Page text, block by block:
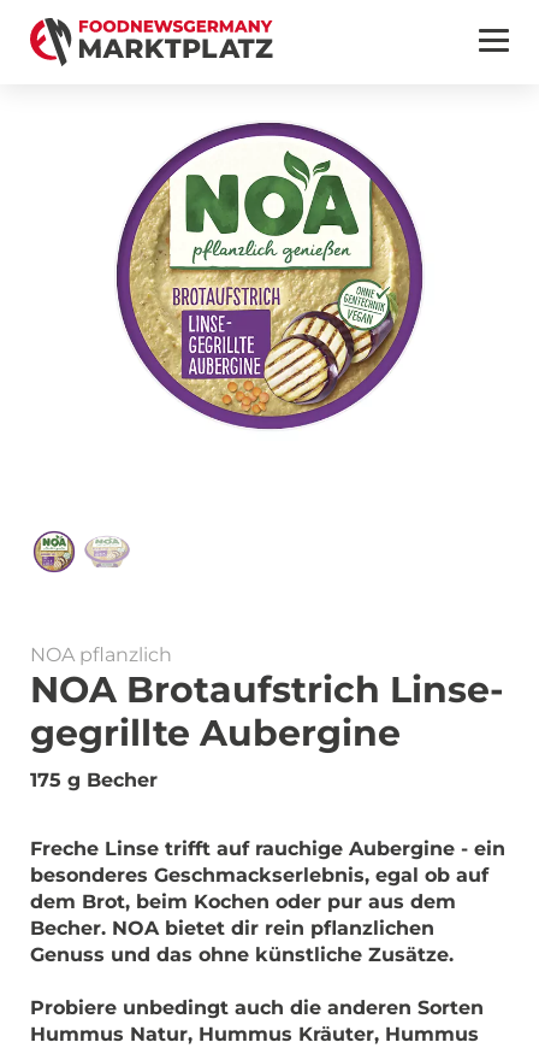
NOA pflanzlich
NOA Brotaufstrich Linse-
gegrillte Aubergine
175 g Becher
Freche Linse trifft auf rauchige Aubergine - ein
besonderes Geschmackserlebnis, egal ob auf
dem Brot, beim Kochen oder pur aus dem
Becher. NOA bietet dir rein pflanzlichen
Genuss und das ohne künstliche Zusätze.
Probiere unbedingt auch die anderen Sorten
Hummus Natur, Hummus Kräuter, Hummus